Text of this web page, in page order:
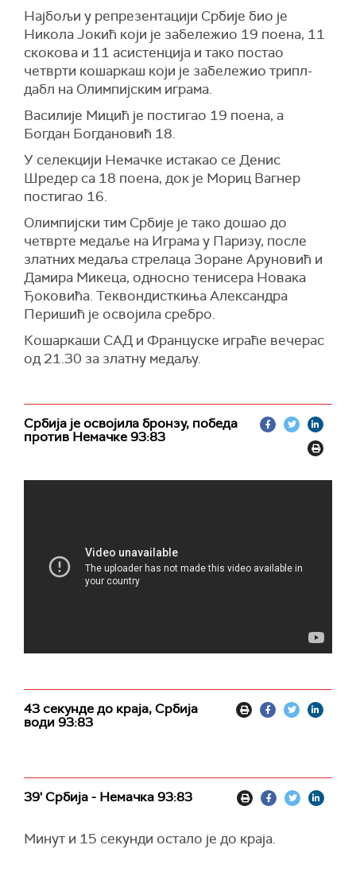
Најбољи у репрезентацији Србије био је
Никола Јокић који је забележио 19 поена, 11
скокова и 11 асистенција и тако постао
четврти кошаркаш који је забележио трипл-
дабл на Олимпијским играма.
Василије Мицић је постигао 19 поена, а
Богдан Богдановић 18.
У селекцији Немачке истакао се Денис
Шредер са 18 поена, док је Мориц Вагнер
постигао 16.
Олимпијски тим Србије је тако дошао до
четврте медаље на Играма у Паризу, после
златних медаља стрелаца Зоране Аруновић и
Дамира Микеца, односно тенисера Новака
Ђоковића. Теквондисткиња Александра
Перишић је освојила сребро.
Кошаркаши САД и Француске играће вечерас
од 21.30 за златну медаљу.
Србија је освојила бронзу, победа
против Немачке 93:83
43 секунде до краја, Србија
води 93:83
39' Србија - Немачка 93:83
Минут и 15 секунди остало је до краја.